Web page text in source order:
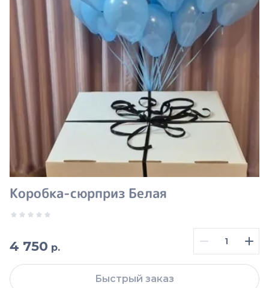
Коробка-сюрприз Белая
4 750 р.
Быстрый заказ